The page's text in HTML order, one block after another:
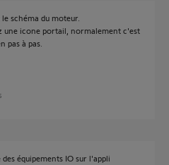
schéma du moteur.
une icone portail, normalement c'est
pas à pas.
équipements IO sur l'appli